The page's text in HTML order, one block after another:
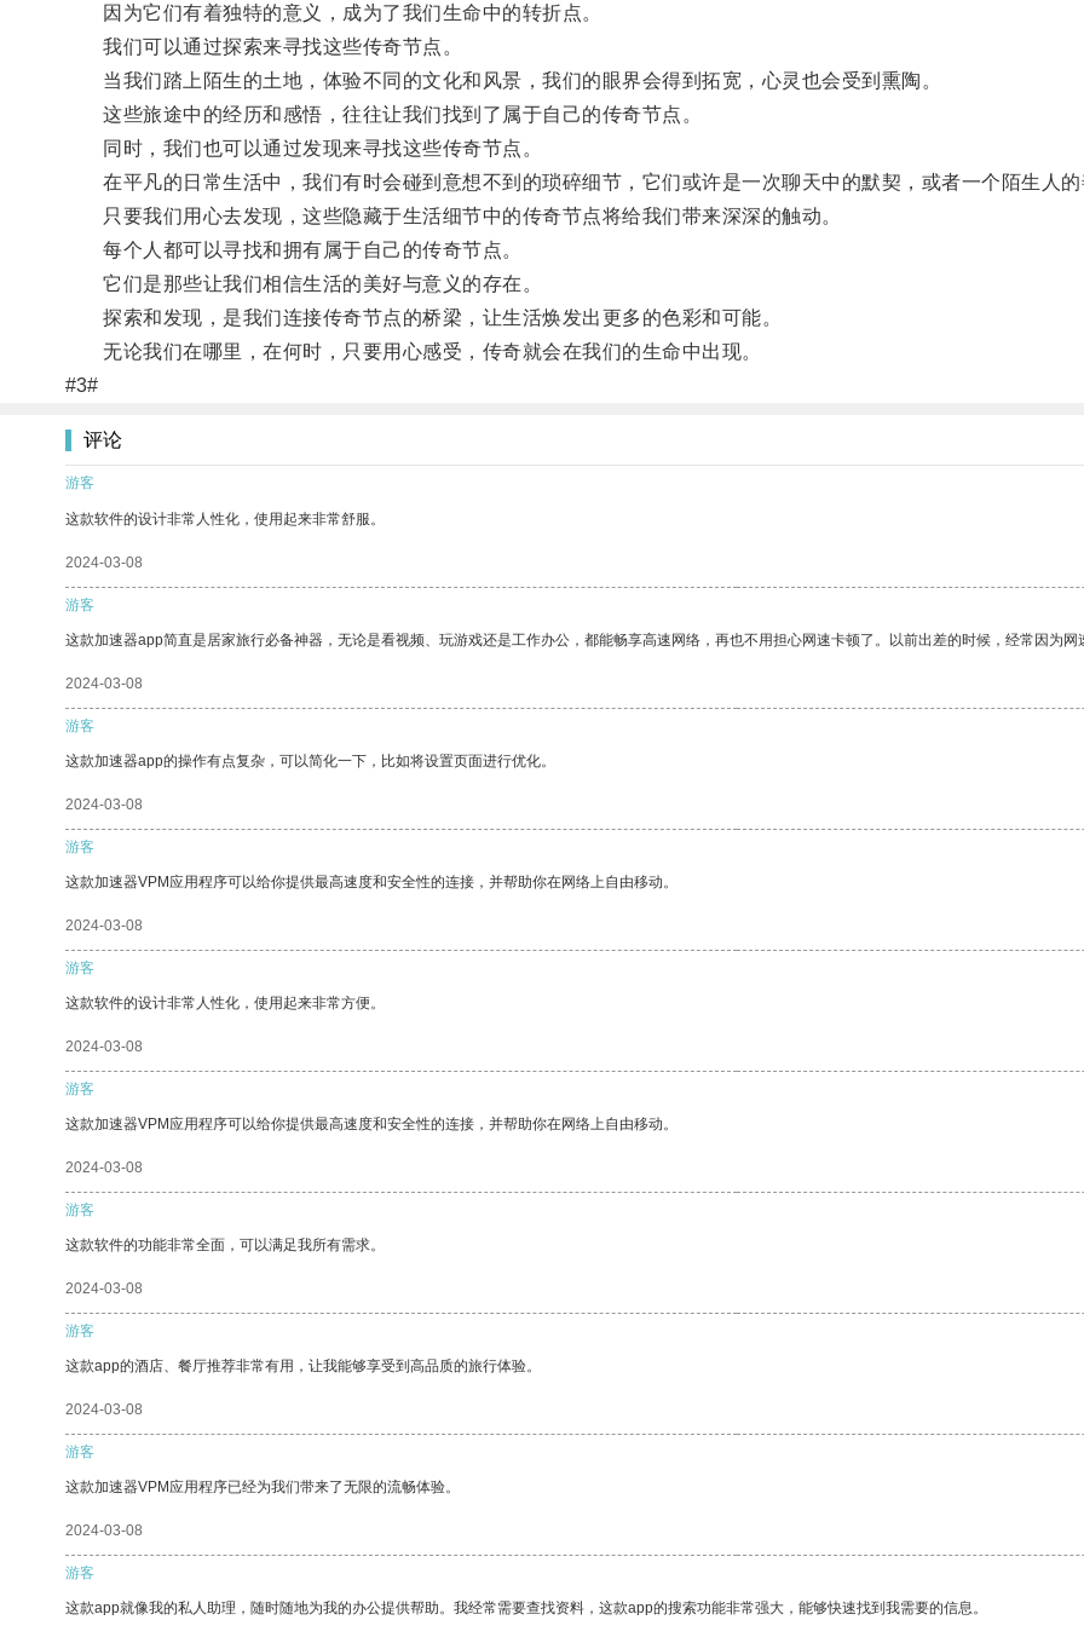
因为它们有着独特的意义，成为了我们生命中的转折点。
我们可以通过探索来寻找这些传奇节点。
当我们踏上陌生的土地，体验不同的文化和风景，我们的眼界会得到拓宽，心灵也会受到熏陶。
这些旅途中的经历和感悟，往往让我们找到了属于自己的传奇节点。
同时，我们也可以通过发现来寻找这些传奇节点。
在平凡的日常生活中，我们有时会碰到意想不到的琐碎细节，它们或许是一次聊天中的默契，或者一个陌生人
只要我们用心去发现，这些隐藏于生活细节中的传奇节点将给我们带来深深的触动。
每个人都可以寻找和拥有属于自己的传奇节点。
它们是那些让我们相信生活的美好与意义的存在。
探索和发现，是我们连接传奇节点的桥梁，让生活焕发出更多的色彩和可能。
无论我们在哪里，在何时，只要用心感受，传奇就会在我们的生命中出现。
#3#
评论
游客
这款软件的设计非常人性化，使用起来非常舒服。
2024-03-08
游客
这款加速器app简直是居家旅行必备神器，无论是看视频、玩游戏还是工作办公，都能畅享高速网络，再也不用担心网速卡顿了。以前出差的时候，经常因为
2024-03-08
游客
这款加速器app的操作有点复杂，可以简化一下，比如将设置页面进行优化。
2024-03-08
游客
这款加速器VPM应用程序可以给你提供最高速度和安全性的连接，并帮助你在网络上自由移动。
2024-03-08
游客
这款软件的设计非常人性化，使用起来非常方便。
2024-03-08
游客
这款加速器VPM应用程序可以给你提供最高速度和安全性的连接，并帮助你在网络上自由移动。
2024-03-08
游客
这款软件的功能非常全面，可以满足我所有需求。
2024-03-08
游客
这款app的酒店、餐厅推荐非常有用，让我能够享受到高品质的旅行体验。
2024-03-08
游客
这款加速器VPM应用程序已经为我们带来了无限的流畅体验。
2024-03-08
游客
这款app就像我的私人助理，随时随地为我的办公提供帮助。我经常需要查找资料，这款app的搜索功能非常强大，能够快速找到我需要的信息。